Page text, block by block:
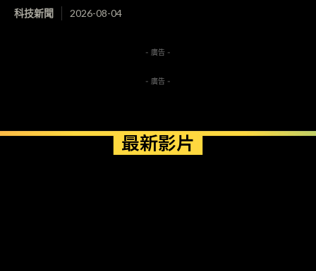
科技新聞 2026-08-04
- 廣告 -
- 廣告 -
最新影片